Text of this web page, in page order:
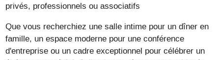
privés, professionnels ou associatifs
Que vous recherchiez une salle intime pour un dîner en
famille, un espace moderne pour une conférence
d'entreprise ou un cadre exceptionnel pour célébrer un